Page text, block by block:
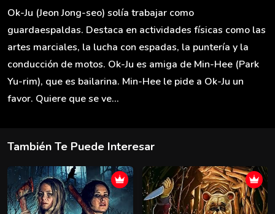
Ok-Ju (Jeon Jong-seo) solía trabajar como
guardaespaldas. Destaca en actividades físicas como las
artes marciales, la lucha con espadas, la puntería y la
conducción de motos. Ok-Ju es amiga de Min-Hee (Park
Yu-rim), que es bailarina. Min-Hee le pide a Ok-Ju un
favor. Quiere que se ve...
También Te Puede Interesar